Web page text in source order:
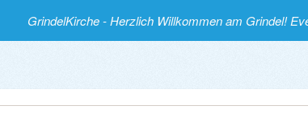
GrindelKirche - Herzlich Willkommen am Grindel!